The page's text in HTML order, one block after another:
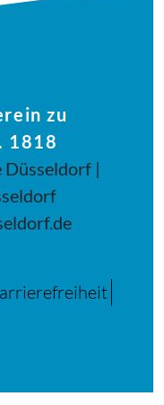
zu
1818
Düsseldorf |